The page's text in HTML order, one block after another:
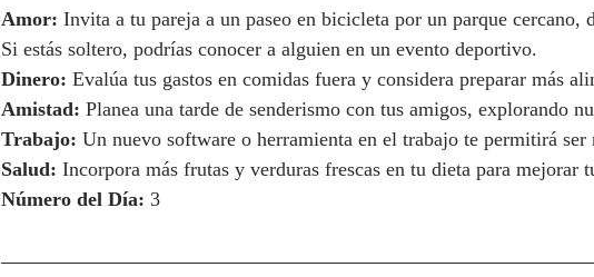
Amor: Invita a tu pareja a un paseo en bicicleta por un parque cercano,
Si estás soltero, podrías conocer a alguien en un evento deportivo.
Dinero: Evalúa tus gastos en comidas fuera y considera preparar más
Amistad: Planea una tarde de senderismo con tus amigos, explorando
Trabajo: Un nuevo software o herramienta en el trabajo te permitirá
Salud: Incorpora más frutas y verduras frescas en tu dieta para mejorar
Número del Día: 3